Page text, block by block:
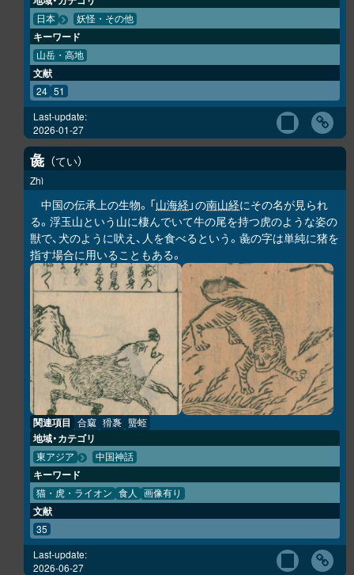
日本 妖怪・その他
キーワード
山岳・高地
文献
24 51
Last-update:
2026-01-27
彘 てい
Zhì
中国の伝承上の生物。「山海経 」の南山経にその名が見られ
る。浮玉山という山に棲んでいて牛の尾を持つ虎のような姿の
獣で、犬のように吠え、人を食べるという。彘の字は単純に猪を
指す場合に用いることもある。
関連項目 合窳 猾褢 蠪蛭
地域・カテゴリ
東アジア 中国神話
キーワード
猫・虎・ライオン 食人 画像有り
文献
35
Last-update:
2026-06-27